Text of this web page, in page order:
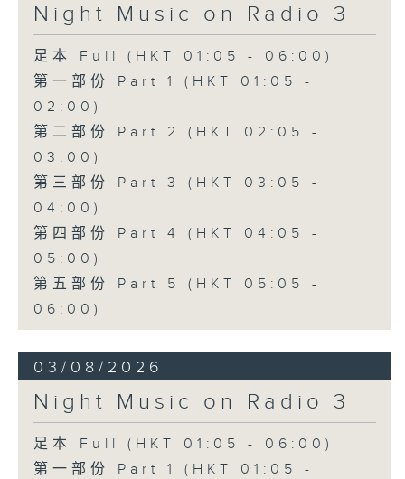
Night Music on Radio 3
足本 Full (HKT 01:05 - 06:00)
第一部份 Part 1 (HKT 01:05 -
02:00)
第二部份 Part 2 (HKT 02:05 -
03:00)
第三部份 Part 3 (HKT 03:05 -
04:00)
第四部份 Part 4 (HKT 04:05 -
05:00)
第五部份 Part 5 (HKT 05:05 -
06:00)
03/08/2026
Night Music on Radio 3
足本 Full (HKT 01:05 - 06:00)
第一部份 Part 1 (HKT 01:05 -